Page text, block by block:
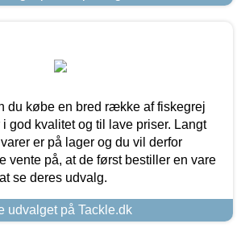
du købe en bred række af fiskegrej
god kvalitet og til lave priser. Langt
er på lager og du vil derfor
vente på, at de først bestiller en vare
se deres udvalg.
udvalget på Tackle.dk